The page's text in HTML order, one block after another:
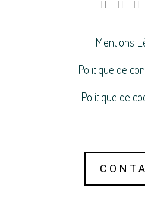
Mentions
Politique de
Politique de